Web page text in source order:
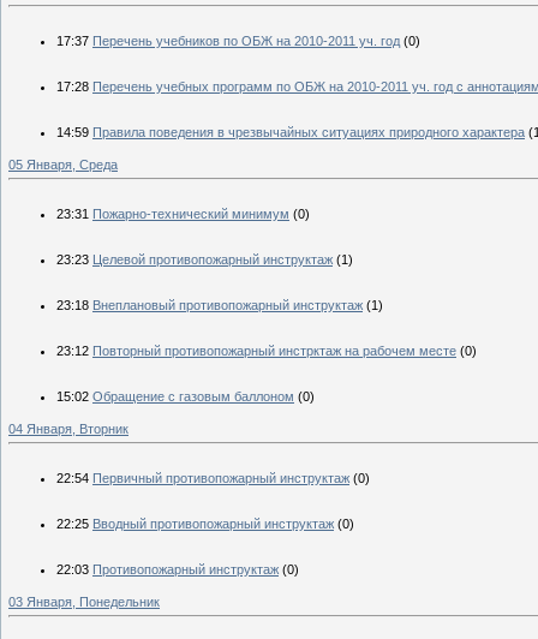
17:37 Перечень учебников по ОБЖ на 2010-2011 уч. год (0)
17:28 Перечень учебных программ по ОБЖ на 2010-2011 уч. год с
14:59 Правила поведения в чрезвычайных ситуациях природного характера
05 Января, Среда
23:31 Пожарно-технический минимум (0)
23:23 Целевой противопожарный инструктаж (1)
23:18 Внеплановый противопожарный инструктаж (1)
23:12 Повторный противопожарный инстрктаж на рабочем месте (0)
15:02 Обращение с газовым баллоном (0)
04 Января, Вторник
22:54 Первичный противопожарный инструктаж (0)
22:25 Вводный противопожарный инструктаж (0)
22:03 Противопожарный инструктаж (0)
03 Января, Понедельник